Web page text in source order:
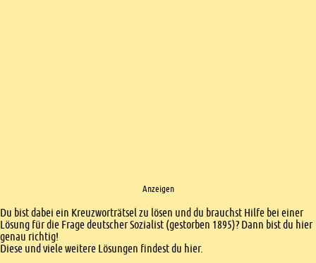
Anzeigen
Einleitung
Du bist dabei ein Kreuzworträtsel zu lösen und du brauchst Hilfe bei einer
Lösung für die Frage deutscher Sozialist (gestorben 1895)? Dann bist du hier
genau richtig!
Diese und viele weitere Lösungen findest du hier.